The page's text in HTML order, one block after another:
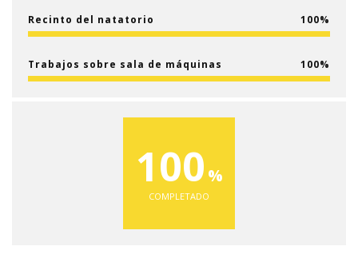
Recinto del natatorio 100
Trabajos sobre sala de máquinas 100
100
COMPLETADO